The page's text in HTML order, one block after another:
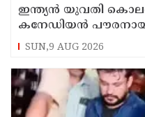
ഇന്ത്യന്‍ യുവതി
കനേഡിയന്‍ പൗരനായ
SUN,9 AUG 2026